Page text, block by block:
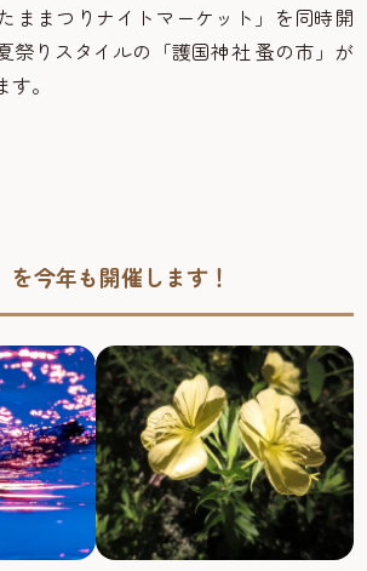
ままつりナイトマーケット」を同時開
祭りスタイルの「護国神社 蚤の市」が
。
を今年も開催します！